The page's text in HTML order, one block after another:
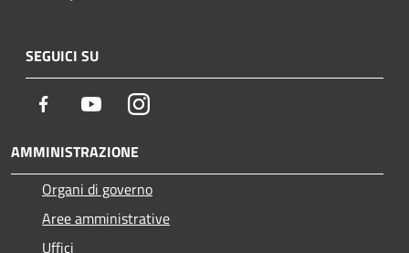
SEGUICI SU
Facebook YoutubeInstagram
AMMINISTRAZIONE
Organi di governo
Aree amministrative
Uffici